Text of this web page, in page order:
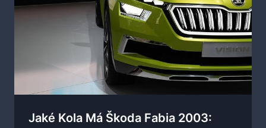
Jaké Kola Má Škoda Fabia 2003: